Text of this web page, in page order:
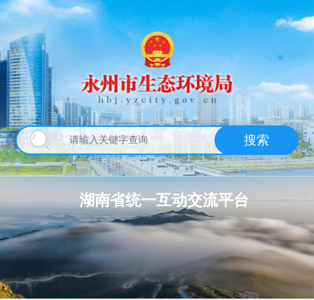
搜索
湖南省统一互动交流平台